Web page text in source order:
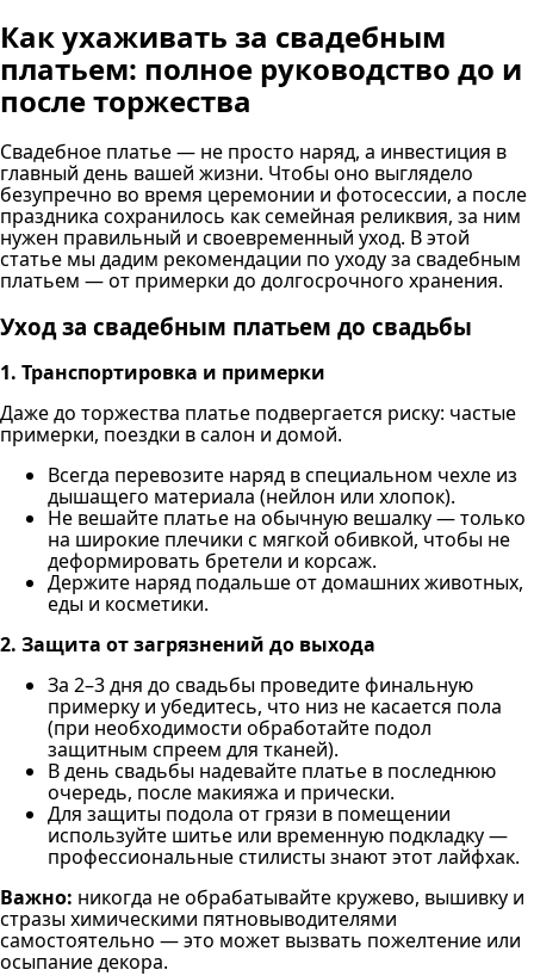
Как ухаживать за свадебным
платьем: полное руководство до и
после торжества
Свадебное платье — не просто наряд, а инвестиция в
главный день вашей жизни. Чтобы оно выглядело
безупречно во время церемонии и фотосессии, а после
праздника сохранилось как семейная реликвия, за ним
нужен правильный и своевременный уход. В этой
статье мы дадим рекомендации по уходу за свадебным
платьем — от примерки до долгосрочного хранения.
Уход за свадебным платьем до свадьбы
1. Транспортировка и примерки
Даже до торжества платье подвергается риску: частые
примерки, поездки в салон и домой.
Всегда перевозите наряд в специальном чехле из
дышащего материала (нейлон или хлопок).
Не вешайте платье на обычную вешалку — только
на широкие плечики с мягкой обивкой, чтобы не
деформировать бретели и корсаж.
Держите наряд подальше от домашних животных,
еды и косметики.
2. Защита от загрязнений до выхода
За 2–3 дня до свадьбы проведите финальную
примерку и убедитесь, что низ не касается пола
(при необходимости обработайте подол
защитным спреем для тканей).
В день свадьбы надевайте платье в последнюю
очередь, после макияжа и прически.
Для защиты подола от грязи в помещении
используйте шитье или временную подкладку —
профессиональные стилисты знают этот лайфхак.
Важно: никогда не обрабатывайте кружево, вышивку и
стразы химическими пятновыводителями
самостоятельно — это может вызвать пожелтение или
осыпание декора.